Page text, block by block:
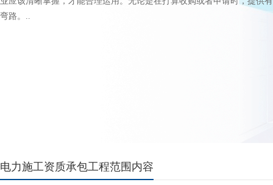
弯路。..
电力施工资质承包工程范围内容